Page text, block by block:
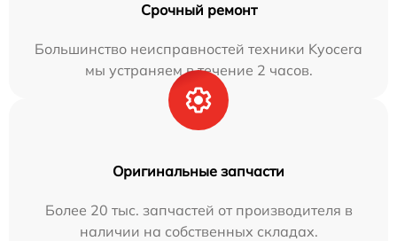
Срочный ремонт
Большинство неисправностей техники Kyocera
мы устраняем в течение 2 часов.
Оригинальные запчасти
Более 20 тыс. запчастей от производителя в
наличии на собственных складах.